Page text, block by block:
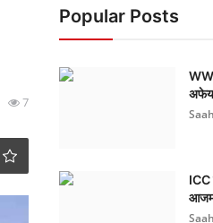
7
Popular Posts
ICC